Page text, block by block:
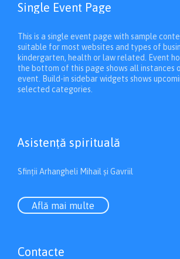
Single Event Page
This is a single event page with sample
suitable for most websites and types of
kindergarten, health or law related. Event
the bottom of this page shows all instances
event. Build-in sidebar widgets shows
selected categories.
Asistenţă spirituală
Sfinții Arhangheli Mihail și Gavriil
Află mai multe
Contacte